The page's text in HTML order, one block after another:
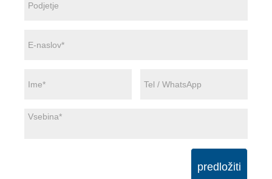
predložiti